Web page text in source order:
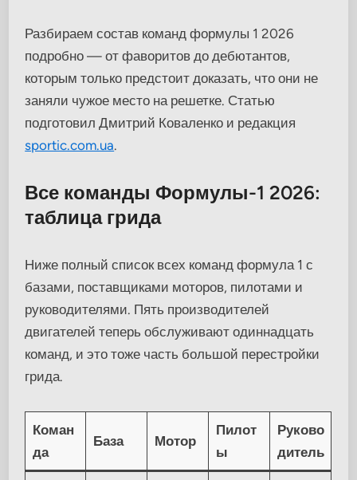
Разбираем состав команд формулы 1 2026
подробно — от фаворитов до дебютантов,
которым только предстоит доказать, что они не
заняли чужое место на решетке. Статью
подготовил Дмитрий Коваленко и редакция
sportic.com.ua.
Все команды Формулы-1 2026:
таблица грида
Ниже полный список всех команд формула 1 с
базами, поставщиками моторов, пилотами и
руководителями. Пять производителей
двигателей теперь обслуживают одиннадцать
команд, и это тоже часть большой перестройки
грида.
Коман
да
База Мотор
Пилот
ы
Руково
дитель